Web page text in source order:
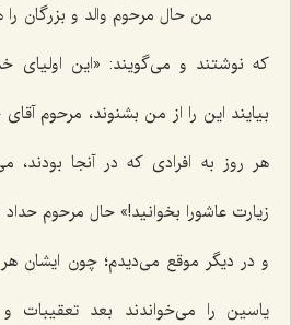
من حال مرحوم والد و بزرگان
که نوشتند و می‌گویند: «این اولیای
بیایند این را از من بشنوند، مرحوم
هر روز به افرادی که در آنجا بودند،
زیارت عاشورا بخوانید!» حال مرحوم
و در دیگر موقع می‌دیدم؛ چون ایشان
یاسین را می‌خواندند بعد تعقیبات